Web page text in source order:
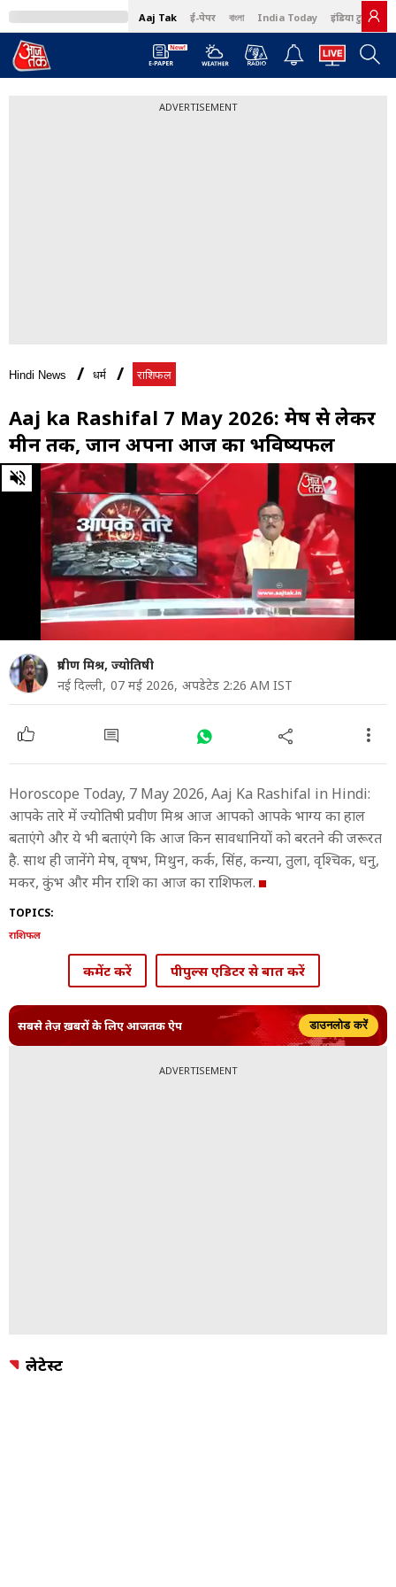
Aaj Tak ई-पेपर বাংলা India Today इंडिया टुडे हिंदी
ADVERTISEMENT
Hindi News धर्म राशिफल
Aaj ka Rashifal 7 May 2026: मेष से लेकर
मीन तक, जानें अपना आज का भविष्यफल
0
of
प्रवीण मिश्र, ज्योतिषी
नई दिल्ली, 07 मई 2026, अपडेटेड 2:26 AM IST
Horoscope Today, 7 May 2026, Aaj Ka Rashifal in Hindi:
आपके तारे में ज्योत‍िष‍ी प्रवीण मिश्र आज आपको आपके भाग्य का हाल
बताएंगे और ये भी बताएंगे कि आज किन सावधानियों को बरतने की जरूरत
है. साथ ही जानेंगे मेष, वृषभ, मिथुन, कर्क, सिंह, कन्या, तुला, वृश्चिक, धनु,
मकर, कुंभ और मीन राश‍ि का आज का राशिफल.
TOPICS:
राशिफल
कमेंट करें पीपुल्स एडिटर से बात करें
सबसे तेज़ ख़बरों के लिए आजतक ऐप डाउनलोड करें
ADVERTISEMENT
लेटेस्ट